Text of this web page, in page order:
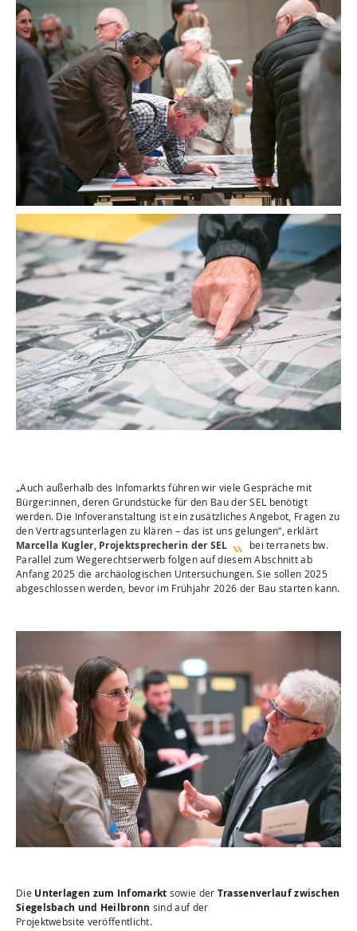
„Auch außerhalb des Infomarkts führen wir viele Gespräche mit
Bürger:innen, deren Grundstücke für den Bau der SEL benötigt
werden. Die Infoveranstaltung ist ein zusätzliches Angebot, Fragen zu
den Vertragsunterlagen zu klären – das ist uns gelungen“, erklärt
Marcella Kugler, Projektsprecherin der SEL
bei terranets bw.
Parallel zum Wegerechtserwerb folgen auf diesem Abschnitt ab
Anfang 2025 die archäologischen Untersuchungen. Sie sollen 2025
abgeschlossen werden, bevor im Frühjahr 2026 der Bau starten kann.
Die Unterlagen zum Infomarkt sowie der Trassenverlauf zwischen
Siegelsbach und Heilbronn sind auf der
Projektwebsite veröffentlicht.